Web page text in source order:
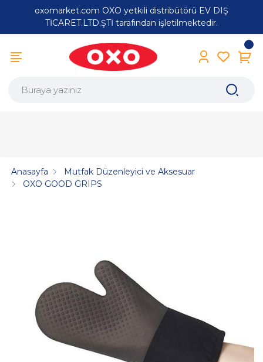
oxomarket.com OXO yetkili distribütörü EV DIŞ
TİCARET.LTD.ŞTİ tarafından işletilmektedir.
Anasayfa
Mutfak Düzenleyici ve Aksesuar
OXO GOOD GRIPS